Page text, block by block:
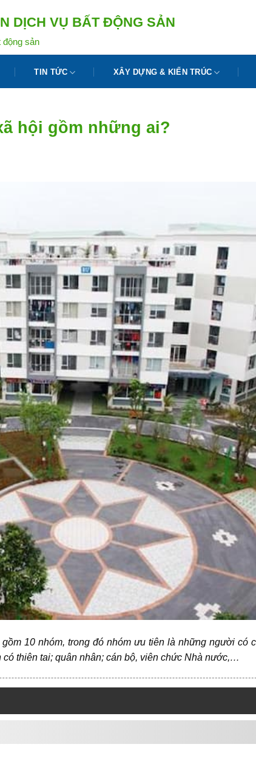
DỊCH VỤ BẤT ĐỘNG SẢN
động sản
TIN TỨC XÂY DỰNG & KIẾN TRÚC
hội gồm những ai?
10 nhóm, trong đó nhóm ưu tiên là những người có
thiên tai; quân nhân; cán bộ, viên chức Nhà nước,…